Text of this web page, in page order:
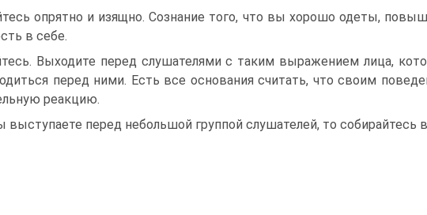
опрятно и изящно. Сознание того, что вы хорошо одеты,
в себе.
Выходите перед слушателями с таким выражением лица,
перед ними. Есть все основания считать, что своим
реакцию.
выступаете перед небольшой группой слушателей, то